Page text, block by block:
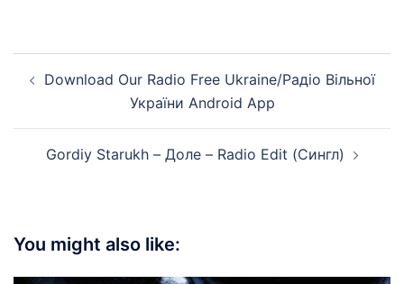
navigation
Download Our Radio Free Ukraine/Радіо Вільної
України Android App
Gordiy Starukh – Доле – Radio Edit (Сингл)
You might also like: